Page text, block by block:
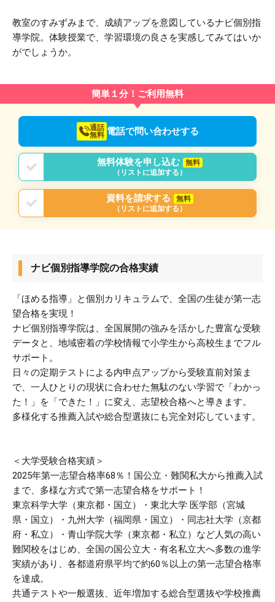
教室のすみずみまで、成績アップを意図しているナビ個別指
導学院。体験授業で、学習環境の良さを実感してみてはいか
がでしょうか。
簡単１分！ご利用無料
通話
無料 電話で問い合わせする
無料体験を申し込む
無料
（リストに追加する）
資料を請求する
無料
（リストに追加する）
ナビ個別指導学院の合格実績
「ほめる指導」と個別カリキュラムで、全国の生徒が第一志
望合格を実現！
ナビ個別指導学院は、全国展開の強みを活かした豊富な受験
データと、地域密着の学校情報で小学生から高校生までフル
サポート。
日々の定期テストによる内申点アップから受験直前対策ま
で、一人ひとりの現状に合わせた無駄のない学習で「わかっ
た！」を「できた！」に変え、志望校合格へと導きます。
多様化する推薦入試や総合型選抜にも完全対応しています。
＜大学受験合格実績＞
2025年第一志望合格率68％！国公立・難関私大から推薦入試
まで、多様な方式で第一志望合格をサポート！
東京科学大学（東京都・国立）・東北大学 医学部（宮城
県・国立）・九州大学（福岡県・国立）・同志社大学（京都
府・私立）・青山学院大学（東京都・私立）など人気の高い
難関校をはじめ、全国の国公立大・有名私立大へ多数の進学
実績があり、各都道府県平均で約60％以上の第一志望合格率
を達成。
共通テストや一般選抜、近年増加する総合型選抜や学校推薦